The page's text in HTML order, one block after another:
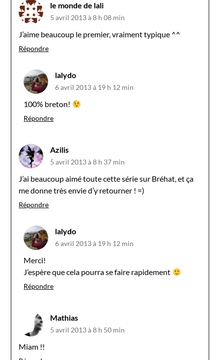
le monde de lali
5 avril 2013 à 8 h 08 min
J’aime beaucoup le premier, vraiment typique ^^
Répondre
lalydo
6 avril 2013 à 19 h 12 min
100% breton!
Répondre
Azilis
5 avril 2013 à 8 h 37 min
J’ai beaucoup aimé toute cette série sur Bréhat, et ça
me donne très envie d’y retourner ! =)
Répondre
lalydo
6 avril 2013 à 19 h 12 min
Merci!
J’espère que cela pourra se faire rapidement
Répondre
Mathias
5 avril 2013 à 8 h 50 min
Miam !!